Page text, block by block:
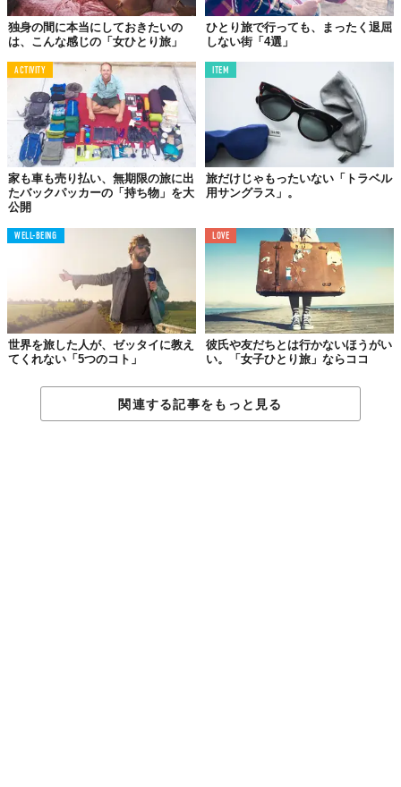
Photo byPaco Rocha
ホテル生活から一転、寝床はハイウェイのサービスステーション
やテントに。食料を手に入れるため、レストランを訪ねて廃棄さ
れる食材を手に入れることもあった。環境も境遇も往路とはまっ
たく別物の復路。
だが、彼女は言う。無一文になったとたん、気づくことがとても
増えたと。
「金銭のやりとりなんてなくても、人と人はつながってい
ていったの。深く信頼のおける友だちばかりがね」。
過去を振り返ったり、この先の人生を憂うよりも、いま生きてい
るこの瞬間を何よりも大切にできたとき、今まで感じたことのな
い幸福感がRhinalの心を満たしていた。
貧困や差別に直面するたび、
芽生えていく「分かち合う」ことの大切さ
独身の間に本当にしておきたいの
は、こんな感じの「女ひとり旅」
ひとり旅で行っても、まったく退屈
しない街「4選」
ACTIVITY
家も車も売り払い、無期限の旅に出
たバックパッカーの「持ち物」を大
公開
ITEM
旅だけじゃもったいない「トラベル
用サングラス」。
WELL-BEING
世界を旅した人が、ゼッタイに教え
てくれない「5つのコト」
LOVE
彼氏や友だちとは行かないほうがい
い。「女子ひとり旅」ならココ
関連する記事をもっと見る